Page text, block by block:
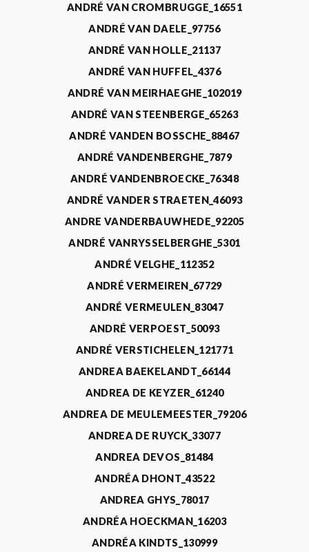
ANDRÉ VAN CROMBRUGGE_16551
ANDRÉ VAN DAELE_97756
ANDRÉ VAN HOLLE_21137
ANDRÉ VAN HUFFEL_4376
ANDRÉ VAN MEIRHAEGHE_102019
ANDRÉ VAN STEENBERGE_65263
ANDRÉ VANDEN BOSSCHE_88467
ANDRÉ VANDENBERGHE_7879
ANDRÉ VANDENBROECKE_76348
ANDRÉ VANDER STRAETEN_46093
ANDRE VANDERBAUWHEDE_92205
ANDRÉ VANRYSSELBERGHE_5301
ANDRÉ VELGHE_112352
ANDRÉ VERMEIREN_67729
ANDRÉ VERMEULEN_83047
ANDRÉ VERPOEST_50093
ANDRÉ VERSTICHELEN_121771
ANDREA BAEKELANDT_66144
ANDREA DE KEYZER_61240
ANDREA DE MEULEMEESTER_79206
ANDREA DE RUYCK_33077
ANDREA DEVOS_81484
ANDRÉA DHONT_43522
ANDREA GHYS_78017
ANDRÉA HOECKMAN_16203
ANDRÉA KINDTS_130999